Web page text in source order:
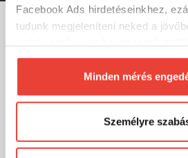
Facebook Ads hirdetéseinkhez,
tudunk megjeleníteni neked a
biztosításához arra kérünk, hogy
számunkra minden mérés
Természetesensoha semmilyen
megváltoztathatod a döntésed
Előre is köszönjük!
Minden mérés
Személyre